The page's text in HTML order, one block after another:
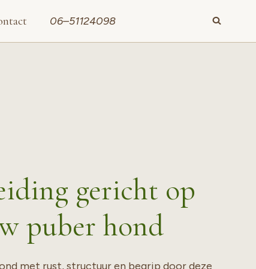
06–51124098
gericht op
puber hond
met rust, structuur en begrip door deze